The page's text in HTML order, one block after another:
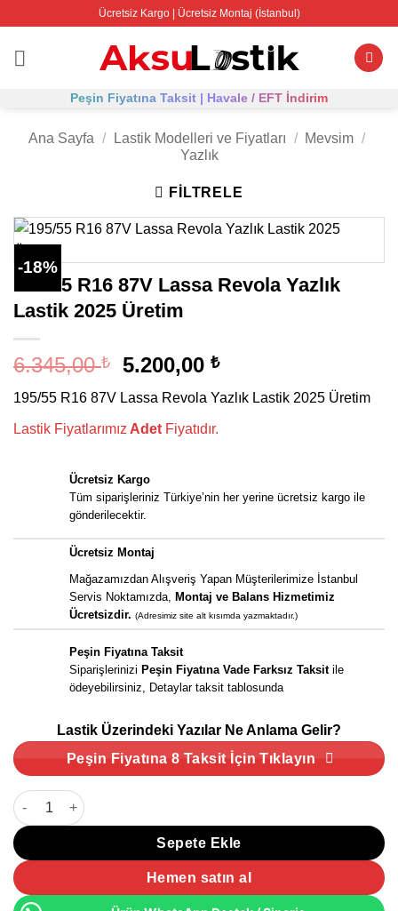
Ücretsiz Kargo | Ücretsiz Montaj (İstanbul)
Peşin Fiyatına Taksit | Havale / EFT İndirim
Ana Sayfa / Lastik Modelleri ve Fiyatları / Mevsim /
Yazlık
FILTRELE
-18%
195/55 R16 87V Lassa Revola Yazlık
Lastik 2025 Üretim
6.345,00₺
Orijinal
6.345,00 ₺.
5.200,00₺Şu
fiyat:
195/55 R16 87V Lassa Revola Yazlık Lastik 2025 Üretim
Lastik Fiyatlarımız Adet Fiyatıdır.
Ücretsiz Kargo
Tüm siparişleriniz Türkiye’nin her yerine ücretsiz kargo ile
gönderilecektir.
Ücretsiz Montaj
Mağazamızdan Alışveriş Yapan Müşterilerimize İstanbul
Servis Noktamızda, Montaj ve Balans Hizmetimiz
Ücretsizdir. (Adresimiz site alt kısımda yazmaktadır.)
Peşin Fiyatına Taksit
Siparişlerinizi Peşin Fiyatına Vade Farksız Taksitile
ödeyebilirsiniz, Detaylar taksit tablosunda
Lastik Üzerindeki Yazılar Ne Anlama Gelir?
Peşin Fiyatına 8 Taksit İçin Tıklayın
195/55 R16 87V Lassa Revola Yazlık Lastik 2025 Üretim adet
Sepete Ekle
Hemen satın al